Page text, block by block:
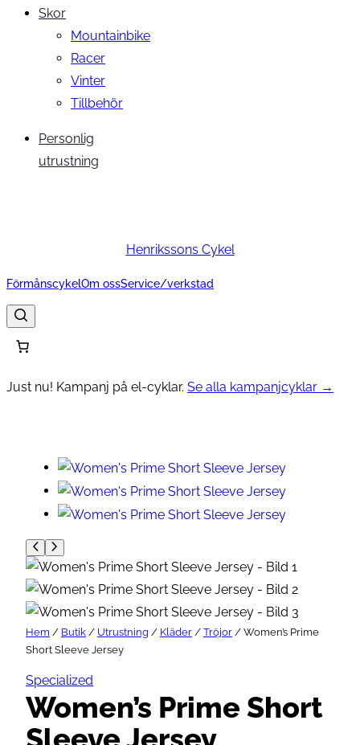
Skor
Mountainbike
Racer
Vinter
Tillbehör
Personlig
utrustning
Henrikssons Cykel
FörmånscykelOm ossService/verkstad
Just nu! Kampanj på el-cyklar. Se alla kampanjcyklar →
Hem / Butik / Utrustning / Kläder / Tröjor / Women’s Prime
Short Sleeve Jersey
Specialized
Women’s Prime Short
Sleeve Jersey